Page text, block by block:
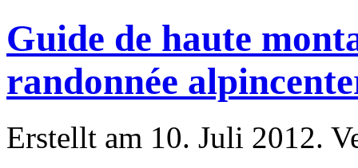
Guide de haute
randonnée
Erstellt am 10. Juli 2012.